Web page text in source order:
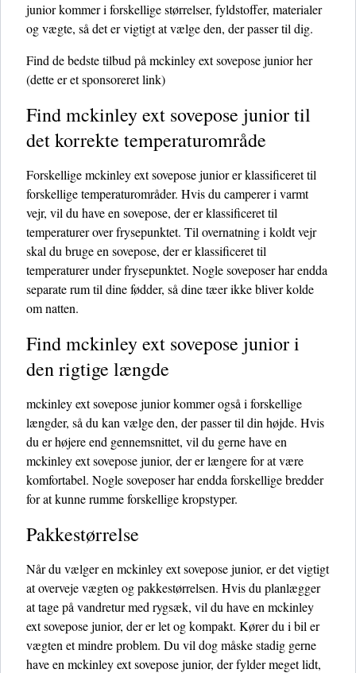
junior kommer i forskellige størrelser, fyldstoffer, materialer
og vægte, så det er vigtigt at vælge den, der passer til dig.
Find de bedste tilbud på mckinley ext sovepose junior her
(dette er et sponsoreret link)
Find mckinley ext sovepose junior til
det korrekte temperaturområde
Forskellige mckinley ext sovepose junior er klassificeret til
forskellige temperaturområder. Hvis du camperer i varmt
vejr, vil du have en sovepose, der er klassificeret til
temperaturer over frysepunktet. Til overnatning i koldt vejr
skal du bruge en sovepose, der er klassificeret til
temperaturer under frysepunktet. Nogle soveposer har endda
separate rum til dine fødder, så dine tæer ikke bliver kolde
om natten.
Find mckinley ext sovepose junior i
den rigtige længde
mckinley ext sovepose junior kommer også i forskellige
længder, så du kan vælge den, der passer til din højde. Hvis
du er højere end gennemsnittet, vil du gerne have en
mckinley ext sovepose junior, der er længere for at være
komfortabel. Nogle soveposer har endda forskellige bredder
for at kunne rumme forskellige kropstyper.
Pakkestørrelse
Når du vælger en mckinley ext sovepose junior, er det vigtigt
at overveje vægten og pakkestørrelsen. Hvis du planlægger
at tage på vandretur med rygsæk, vil du have en mckinley
ext sovepose junior, der er let og kompakt. Kører du i bil er
vægten et mindre problem. Du vil dog måske stadig gerne
have en mckinley ext sovepose junior, der fylder meget lidt,